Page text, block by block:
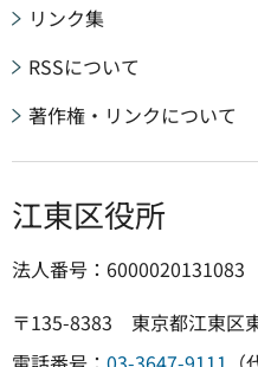
リンク集
RSSについて
著作権・リンクについて
江東区役所
法人番号：6000020131083
〒135-8383 東京都江東区